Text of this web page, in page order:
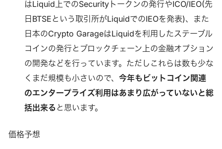
はLiquid上でのSecurityトークンの発行やICO/IEO(先
日BTSEという取引所がLiquidでのIEOを発表)、また
日本のCrypto GarageはLiquidを利用したステーブル
コインの発行とブロックチェーン上の金融オプション
の開発などを行っています。ただしこれらは数も少な
くまだ規模も小さいので、 今年もビットコイン関連
のエンタープライズ利用はあまり広がっていないと総
括出来る と思います。
価格予想